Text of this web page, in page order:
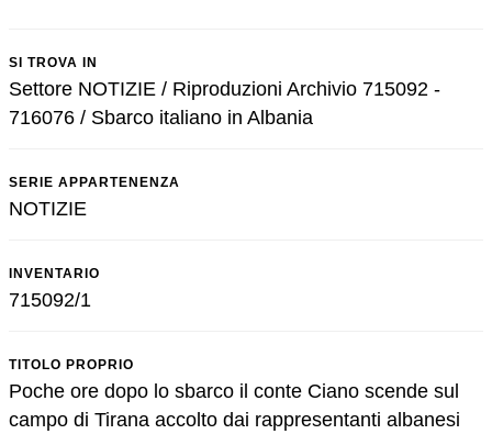
SI TROVA IN
Settore NOTIZIE / Riproduzioni Archivio 715092 -
716076 / Sbarco italiano in Albania
SERIE APPARTENENZA
NOTIZIE
INVENTARIO
715092/1
TITOLO PROPRIO
Poche ore dopo lo sbarco il conte Ciano scende sul
campo di Tirana accolto dai rappresentanti albanesi